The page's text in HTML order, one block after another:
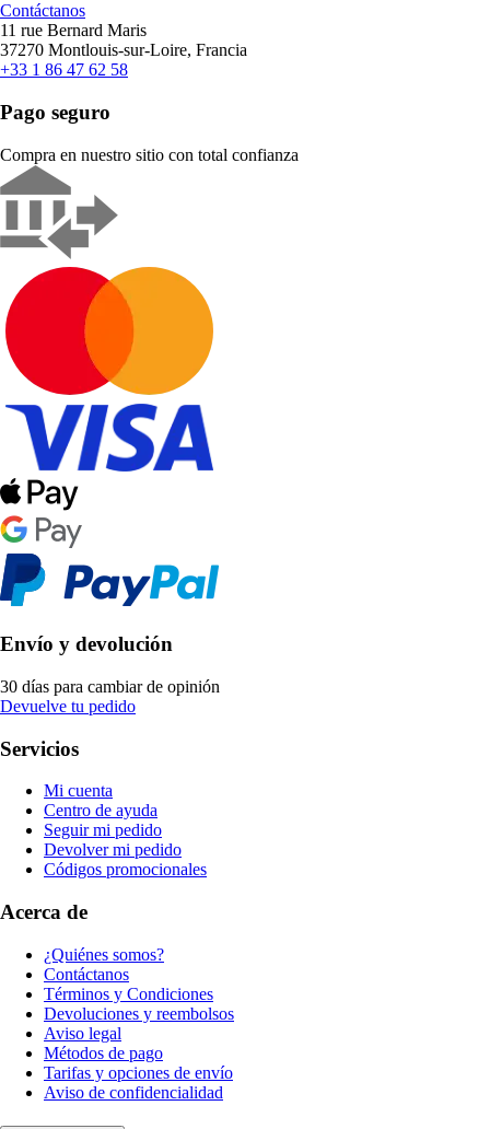
Contáctanos
11 rue Bernard Maris
37270 Montlouis-sur-Loire, Francia
+33 1 86 47 62 58
Pago seguro
Compra en nuestro sitio con total confianza
Envío y devolución
30 días para cambiar de opinión
Devuelve tu pedido
Servicios
Mi cuenta
Centro de ayuda
Seguir mi pedido
Devolver mi pedido
Códigos promocionales
Acerca de
¿Quiénes somos?
Contáctanos
Términos y Condiciones
Devoluciones y reembolsos
Aviso legal
Métodos de pago
Tarifas y opciones de envío
Aviso de confidencialidad